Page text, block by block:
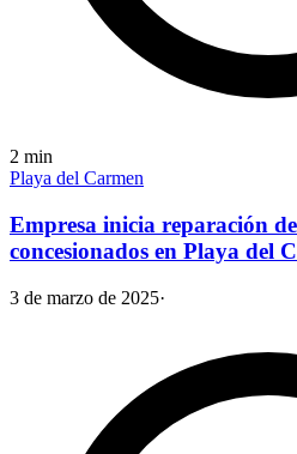
2 min
Playa del Carmen
Empresa inicia reparación
concesionados en Playa del
3 de marzo de 2025·